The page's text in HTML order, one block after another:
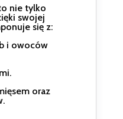
nie tylko
swojej
się z:
i owoców
oraz